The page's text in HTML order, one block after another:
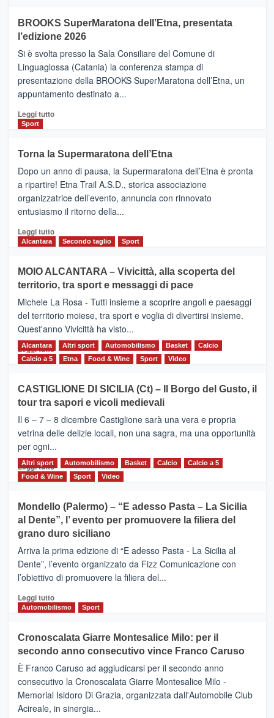
con
la
Al
via
i
collegamenti
BROOKS SuperMaratona dell’Etna, presentata
l’edizione 2026
Si è svolta presso la Sala Consiliare del Comune di
Linguaglossa (Catania) la conferenza stampa di
presentazione della BROOKS SuperMaratona dell’Etna, un
appuntamento destinato a...
Leggi tuttoLeggi
BROOKS
SuperMaratona
dell’Etna,
presentata
l’edizione
2026
Sport
Torna la Supermaratona dell’Etna
Dopo un anno di pausa, la Supermaratona dell’Etna è pronta
a ripartire! Etna Trail A.S.D., storica associazione
organizzatrice dell’evento, annuncia con rinnovato
entusiasmo il ritorno della...
Leggi tuttoLeggi
Torna
la
Supermaratona
dell’Etna
Alcantara Secondo taglio Sport
MOIO ALCANTARA – Vivicittà, alla scoperta del
territorio, tra sport e messaggi di pace
Michele La Rosa - Tutti insieme a scoprire angoli e paesaggi
del territorio moiese, tra sport e voglia di divertirsi insieme.
Quest'anno Vivicittà ha visto...
Leggi tutto Leggi
MOIO
ALCANTARA
–
Vivicittà,
alla
scoperta
del
territorio,
e
messaggi
di
Alcantara Altri sport Automobilismo Basket
Calcio
Calcio a 5
Etna Food & Wine Sport Video
CASTIGLIONE DI SICILIA (Ct) – Il Borgo del Gusto, il
tour tra sapori e vicoli medievali
Il 6 – 7 – 8 dicembre Castiglione sarà una vera e propria
vetrina delle delizie locali, non una sagra, ma una opportunità
per ogni...
Leggi tuttoLeggi
di
CASTIGLIONE
DI
SICILIA
(Ct)
–
Il
Borgo
Gusto,
il
tra
sapori
vicoli
medievali
Altri sport Automobilismo Basket Calcio
Calcio a 5
Food & Wine
Sport Video
Mondello (Palermo) – “E adesso Pasta – La Sicilia
al Dente”, l’ evento per promuovere la filiera del
grano duro siciliano
Arriva la prima edizione di “E adesso Pasta - La Sicilia al
Dente”, l’evento organizzato da Fizz Comunicazione con
l’obiettivo di promuovere la filiera del...
Leggi tuttoLeggi
di
Mondello
(Palermo)
–
“E
adesso
Pasta
–
Automobilismo Sport
Cronoscalata Giarre Montesalice Milo: per il
secondo anno consecutivo vince Franco Caruso
È Franco Caruso ad aggiudicarsi per il secondo anno
consecutivo la Cronoscalata Giarre Montesalice Milo -
Memorial Isidoro Di Grazia, organizzata dall'Automobile Club
Acireale, in sinergia...